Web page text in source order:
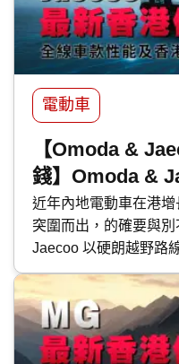
電動車
【Omoda &
錢】Omoda &
性能及香港售價
近年內地電動車在港
突圍而出，的確要與
Jaecoo 以硬朗越野路
闖出獨有風格。今次
Omoda &amp; Jaecoo
助各位買車時有更好準